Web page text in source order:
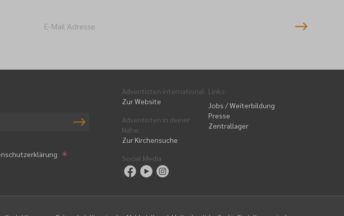
Adventisten international:
Zur Website
Adventisten in deiner
Nähe:
Zur Kirchensuche
Social Media
Links:
Jobs / Weiterbildung
Presse
Zentrallager